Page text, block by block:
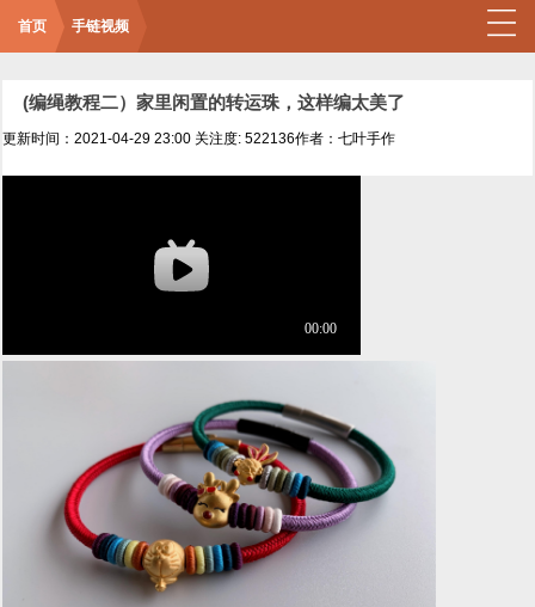
首页 手链视频
(编绳教程二）家里闲置的转运珠，这样编太美了
更新时间：2021-04-29 23:00 关注度: 522136作者：七叶手作